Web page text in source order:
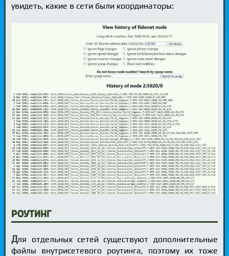
увидеть, какие в сети были координаторы:
Роутинг
Для отдельных сетей существуют дополнительные
файлы внутрисетевого роутинга, поэтому их тоже